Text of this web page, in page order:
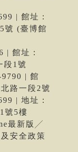
| 館址：
號 (臺博館
| 館址：
段1號
| 館
路一段2號
| 地址：
號5樓
最新版╱
安全政策